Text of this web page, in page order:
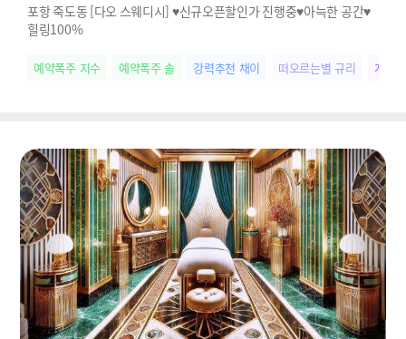
포항 죽도동 [다오 스웨디시] ♥신규오픈할인가 진행중♥아늑한 공간♥
힐링100%
예약폭주 지수 예약폭주 솔 강력추천 채이 떠오르는별 규리 개성